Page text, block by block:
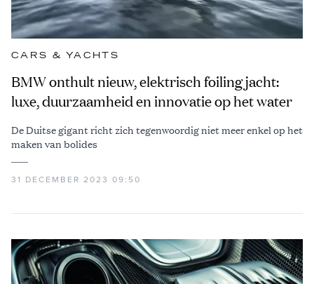
CARS & YACHTS
BMW onthult nieuw, elektrisch foiling jacht:
luxe, duurzaamheid en innovatie op het water
De Duitse gigant richt zich tegenwoordig niet meer enkel op het
maken van bolides
31 DECEMBER 2023 09:50